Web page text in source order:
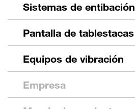
Sistemas de entibación
Pantalla de tablestacas
Equipos de vibración
Empresa